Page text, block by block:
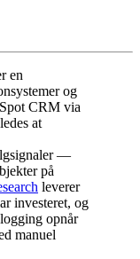
en
og
CRM via
at
—
på
leverer
investeret, og
opnår
manuel